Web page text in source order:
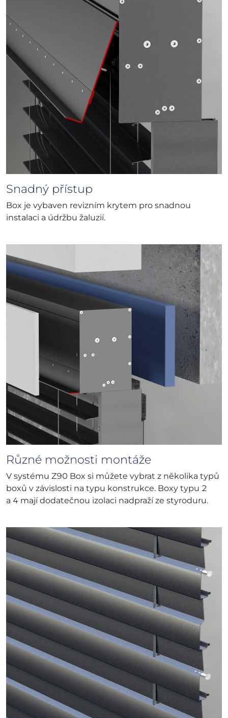
Snadný přístup
Box je vybaven revizním krytem pro snadnou
instalaci a údržbu žaluzií.
Různé možnosti montáže
V systému Z90 Box si můžete vybrat z několika typů
boxů v závislosti na typu konstrukce. Boxy typu 2
a 4 mají dodatečnou izolaci nadpraží ze styroduru.